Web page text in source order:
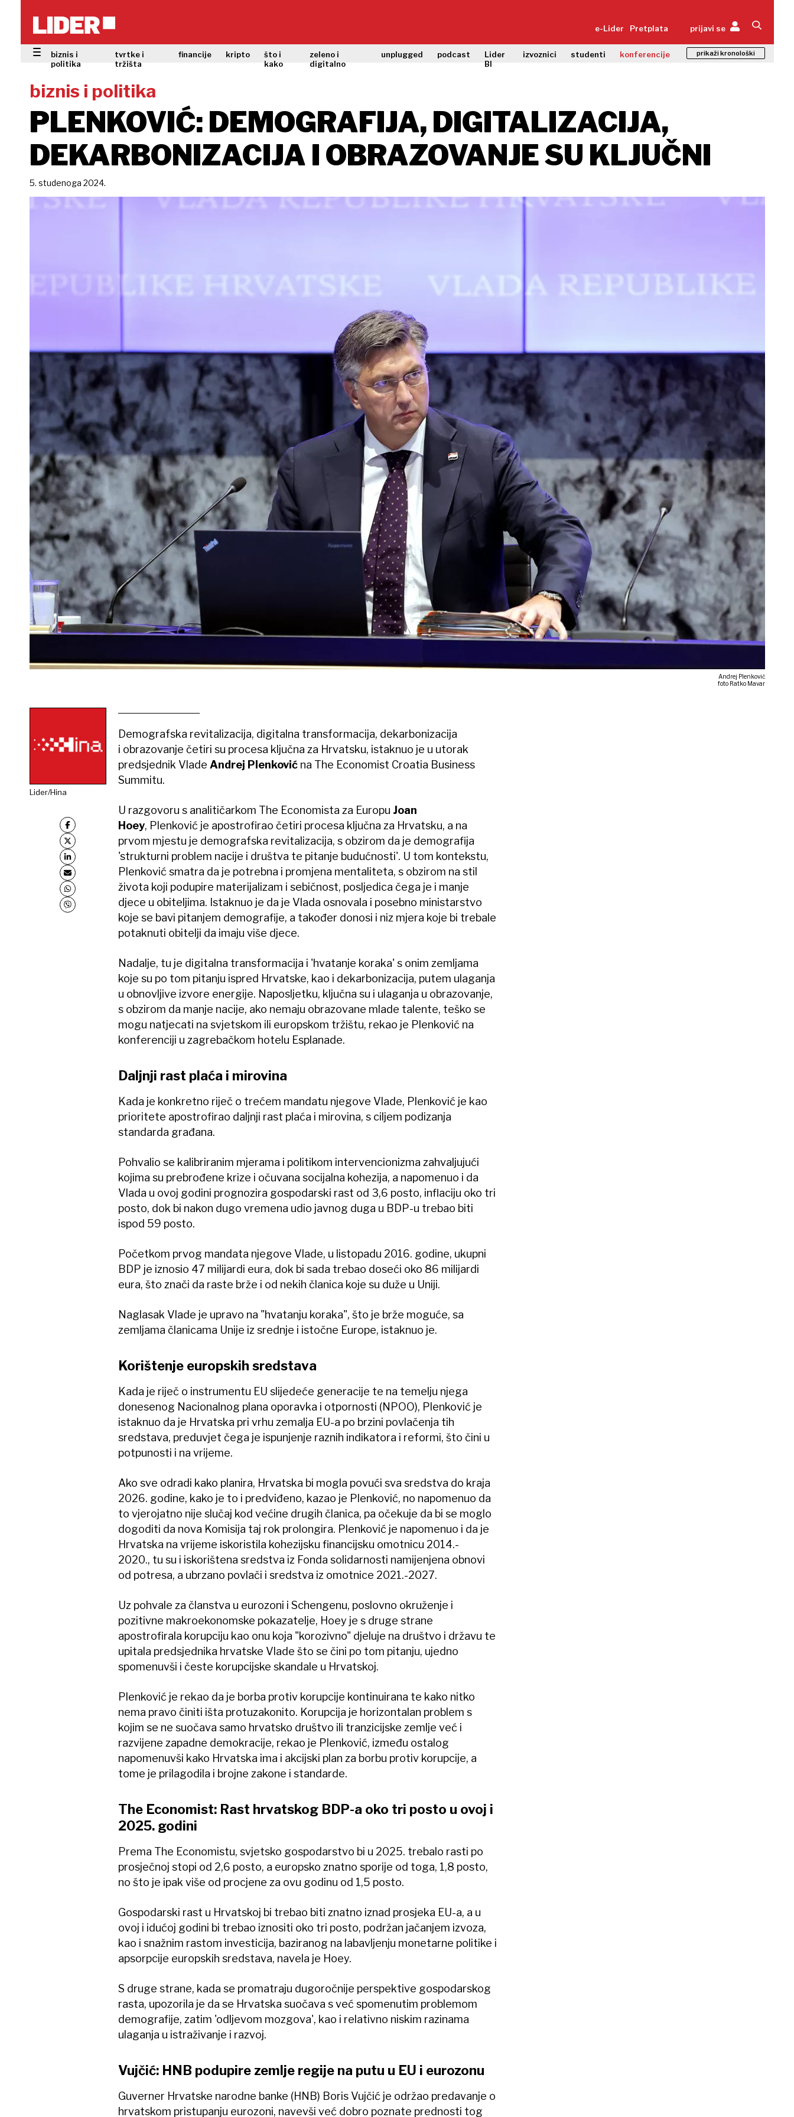
e-Lider Pretplata prijavi se
biznis i
politika
tvrtke i
tržišta
financije kripto
što i
kako
zeleno i
digitalno
unplugged podcast
Lider
BI
izvoznici studenti konferencije prikaži kronološki
biznis i politika
PLENKOVIĆ: DEMOGRAFIJA, DIGITALIZACIJA,
DEKARBONIZACIJA I OBRAZOVANJE SU KLJUČNI
5. studenoga 2024.
Andrej Plenković
foto Ratko Mavar
Lider/Hina
Demografska revitalizacija, digitalna transformacija, dekarbonizacija
i obrazovanje četiri su procesa ključna za Hrvatsku, istaknuo je u utorak
predsjednik Vlade Andrej Plenkovićna The Economist Croatia Business
Summitu.
U razgovoru s analitičarkom The Economista za Europu Joan
Hoey, Plenković je apostrofirao četiri procesa ključna za Hrvatsku, a na
prvom mjestu je demografska revitalizacija, s obzirom da je demografija
'strukturni problem nacije i društva te pitanje budućnosti'. U tom kontekstu,
Plenković smatra da je potrebna i promjena mentaliteta, s obzirom na stil
života koji podupire materijalizam i sebičnost, posljedica čega je i manje
djece u obiteljima. Istaknuo je da je Vlada osnovala i posebno ministarstvo
koje se bavi pitanjem demografije, a također donosi i niz mjera koje bi trebale
potaknuti obitelji da imaju više djece.
Nadalje, tu je digitalna transformacija i 'hvatanje koraka' s onim zemljama
koje su po tom pitanju ispred Hrvatske, kao i dekarbonizacija, putem ulaganja
u obnovljive izvore energije. Naposljetku, ključna su i ulaganja u obrazovanje,
s obzirom da manje nacije, ako nemaju obrazovane mlade talente, teško se
mogu natjecati na svjetskom ili europskom tržištu, rekao je Plenković na
konferenciji u zagrebačkom hotelu Esplanade.
Daljnji rast plaća i mirovina
Kada je konkretno riječ o trećem mandatu njegove Vlade, Plenković je kao
prioritete apostrofirao daljnji rast plaća i mirovina, s ciljem podizanja
standarda građana.
Pohvalio se kalibriranim mjerama i politikom intervencionizma zahvaljujući
kojima su prebrođene krize i očuvana socijalna kohezija, a napomenuo i da
Vlada u ovoj godini prognozira gospodarski rast od 3,6 posto, inflaciju oko tri
posto, dok bi nakon dugo vremena udio javnog duga u BDP-u trebao biti
ispod 59 posto.
Početkom prvog mandata njegove Vlade, u listopadu 2016. godine, ukupni
BDP je iznosio 47 milijardi eura, dok bi sada trebao doseći oko 86 milijardi
eura, što znači da raste brže i od nekih članica koje su duže u Uniji.
Naglasak Vlade je upravo na "hvatanju koraka", što je brže moguće, sa
zemljama članicama Unije iz srednje i istočne Europe, istaknuo je.
Korištenje europskih sredstava
Kada je riječ o instrumentu EU slijedeće generacije te na temelju njega
donesenog Nacionalnog plana oporavka i otpornosti (NPOO), Plenković je
istaknuo da je Hrvatska pri vrhu zemalja EU-a po brzini povlačenja tih
sredstava, preduvjet čega je ispunjenje raznih indikatora i reformi, što čini u
potpunosti i na vrijeme.
Ako sve odradi kako planira, Hrvatska bi mogla povući sva sredstva do kraja
2026. godine, kako je to i predviđeno, kazao je Plenković, no napomenuo da
to vjerojatno nije slučaj kod većine drugih članica, pa očekuje da bi se moglo
dogoditi da nova Komisija taj rok prolongira. Plenković je napomenuo i da je
Hrvatska na vrijeme iskoristila kohezijsku financijsku omotnicu 2014.-
2020., tu su i iskorištena sredstva iz Fonda solidarnosti namijenjena obnovi
od potresa, a ubrzano povlači i sredstva iz omotnice 2021.-2027.
Uz pohvale za članstva u eurozoni i Schengenu, poslovno okruženje i
pozitivne makroekonomske pokazatelje, Hoey je s druge strane
apostrofirala korupciju kao onu koja "korozivno" djeluje na društvo i državu te
upitala predsjednika hrvatske Vlade što se čini po tom pitanju, ujedno
spomenuvši i česte korupcijske skandale u Hrvatskoj.
Plenković je rekao da je borba protiv korupcije kontinuirana te kako nitko
nema pravo činiti išta protuzakonito. Korupcija je horizontalan problem s
kojim se ne suočava samo hrvatsko društvo ili tranzicijske zemlje već i
razvijene zapadne demokracije, rekao je Plenković, između ostalog
napomenuvši kako Hrvatska ima i akcijski plan za borbu protiv korupcije, a
tome je prilagodila i brojne zakone i standarde.
The Economist: Rast hrvatskog BDP-a oko tri posto u ovoj i
2025. godini
Prema The Economistu, svjetsko gospodarstvo bi u 2025. trebalo rasti po
prosječnoj stopi od 2,6 posto, a europsko znatno sporije od toga, 1,8 posto,
no što je ipak više od procjene za ovu godinu od 1,5 posto.
Gospodarski rast u Hrvatskoj bi trebao biti znatno iznad prosjeka EU-a, a u
ovoj i idućoj godini bi trebao iznositi oko tri posto, podržan jačanjem izvoza,
kao i snažnim rastom investicija, baziranog na labavljenju monetarne politike i
apsorpcije europskih sredstava, navela je Hoey.
S druge strane, kada se promatraju dugoročnije perspektive gospodarskog
rasta, upozorila je da se Hrvatska suočava s već spomenutim problemom
demografije, zatim 'odljevom mozgova', kao i relativno niskim razinama
ulaganja u istraživanje i razvoj.
Vujčić: HNB podupire zemlje regije na putu u EU i eurozonu
Guverner Hrvatske narodne banke (HNB) Boris Vujčić je održao predavanje o
hrvatskom pristupanju eurozoni, navevši već dobro poznate prednosti tog